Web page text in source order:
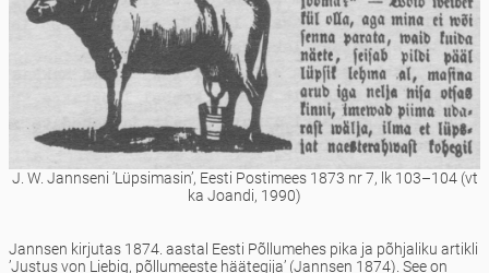
J. W. Jannseni ’Lüpsimasin’, Eesti Postimees 1873 nr 7, lk 103–104 (vt
ka Joandi, 1990)
Jannsen kirjutas 1874. aastal Eesti Põllumehes pika ja põhjaliku artikli
’Justus von Liebig, põllumeeste häätegija’ (Jannsen 1874). See on